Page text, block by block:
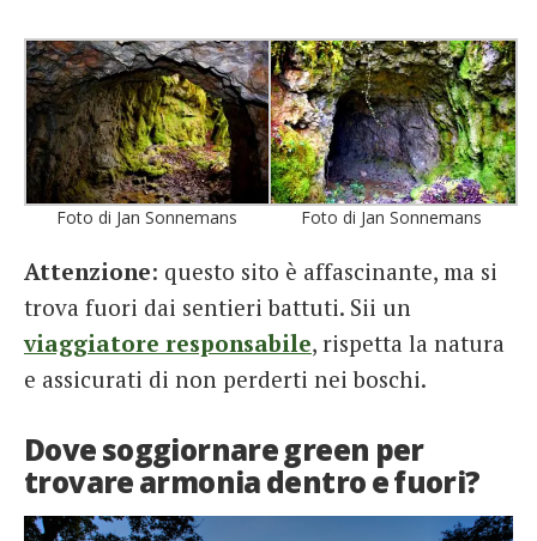
Foto di Jan Sonnemans Foto di Jan Sonnemans
Attenzione: questo sito è affascinante, ma si
trova fuori dai sentieri battuti. Sii un
viaggiatore responsabile, rispetta la natura
e assicurati di non perderti nei boschi.
Dove soggiornare green per
trovare armonia dentro e fuori?